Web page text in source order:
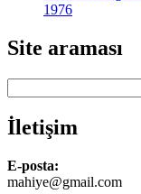
1976
Site araması
İletişim
E-posta:
mahiye@gmail.com